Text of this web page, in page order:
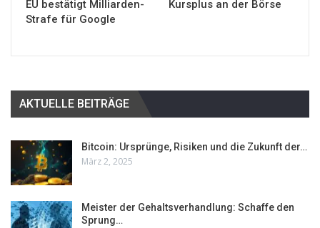
EU bestätigt Milliarden-
Strafe für Google
Kursplus an der Börse
AKTUELLE BEITRÄGE
Bitcoin: Ursprünge, Risiken und die Zukunft der…
März 2, 2025
Meister der Gehaltsverhandlung: Schaffe den
Sprung…